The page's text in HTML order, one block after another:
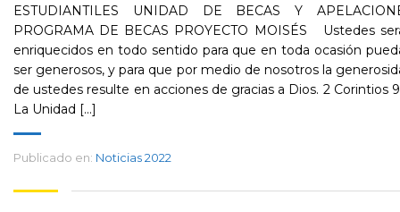
ESTUDIANTILES UNIDAD DE BECAS Y
PROGRAMA DE BECAS PROYECTO MOISÉS Ustedes
enriquecidos en todo sentido para que en toda ocasión
ser generosos, y para que por medio de nosotros la
de ustedes resulte en acciones de gracias a Dios. 2 Corintios
La Unidad [...]
Publicado en: Noticias 2022